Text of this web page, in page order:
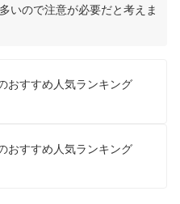
いので注意が必要だと考えま
おすすめ人気ランキング
おすすめ人気ランキング